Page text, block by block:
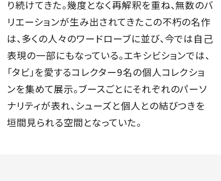
り続けてきた。幾度となく再解釈を重ね、無数のバ
リエーションが生み出されてきたこの不朽の名作
は、多くの人々のワードローブに並び、今では自己
表現の一部にもなっている。エキシビションでは、
「タビ」を愛するコレクター9名の個人コレクショ
ンを集めて展示。ブースごとにそれぞれのパーソ
ナリティが表れ、シューズと個人との結びつきを
垣間見られる空間となっていた。